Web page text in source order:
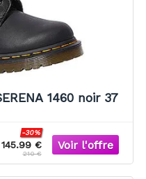
DR MARTENS Boots SERENA 1460 noir 37
145.99 €
-30%
210 €